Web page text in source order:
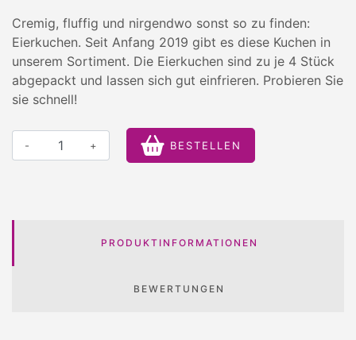
Cremig, fluffig und nirgendwo sonst so zu finden:
Eierkuchen. Seit Anfang 2019 gibt es diese Kuchen in
unserem Sortiment. Die Eierkuchen sind zu je 4 Stück
abgepackt und lassen sich gut einfrieren. Probieren Sie
sie schnell!
- + BESTELLEN
PRODUKTINFORMATIONEN
BEWERTUNGEN